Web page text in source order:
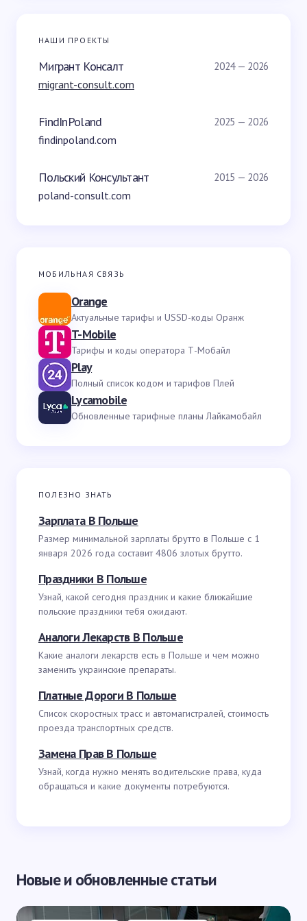
НАШИ ПРОЕКТЫ
Мигрант Консалт 2024 — 2026
migrant-consult.com
FindInPoland 2025 — 2026
findinpoland.com
Польский Консультант 2015 — 2026
poland-consult.com
МОБИЛЬНАЯ СВЯЗЬ
Orange
Актуальные тарифы и USSD-коды Оранж
T-Mobile
Тарифы и коды оператора Т-Мобайл
Play
Полный список кодом и тарифов Плей
Lycamobile
Обновленные тарифные планы Лайкамобайл
ПОЛЕЗНО ЗНАТЬ
Зарплата В Польше
Размер минимальной зарплаты брутто в Польше с 1
января 2026 года составит 4806 злотых брутто.
Праздники В Польше
Узнай, какой сегодня праздник и какие ближайшие
польские праздники тебя ожидают.
Аналоги Лекарств В Польше
Какие аналоги лекарств есть в Польше и чем можно
заменить украинские препараты.
Платные Дороги В Польше
Список скоростных трасс и автомагистралей, стоимость
проезда транспортных средств.
Замена Прав В Польше
Узнай, когда нужно менять водительские права, куда
обращаться и какие документы потребуются.
Новые и обновленные статьи